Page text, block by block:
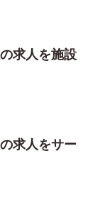
求人を施設
求人をサー